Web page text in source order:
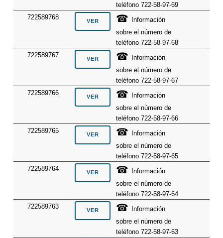
teléfono 722-58-97-69
722589768
☎
Información
sobre el número de
teléfono 722-58-97-68
722589767
☎
Información
sobre el número de
teléfono 722-58-97-67
722589766
☎
Información
sobre el número de
teléfono 722-58-97-66
722589765
☎
Información
sobre el número de
teléfono 722-58-97-65
722589764
☎
Información
sobre el número de
teléfono 722-58-97-64
722589763
☎
Información
sobre el número de
teléfono 722-58-97-63